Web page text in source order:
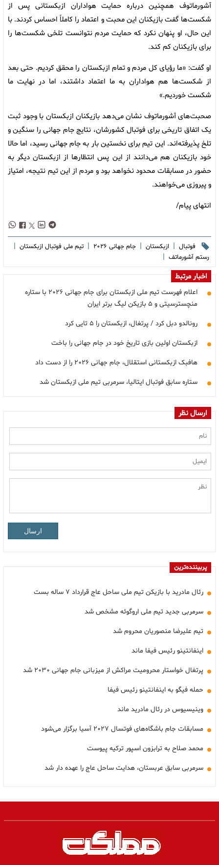
آشورماتوف همچنین درباره حمایت هواداران ازبکستانی پس از
شکست‌ها گفت بازیکنان این محبت و اعتماد را کاملاً احساس کردند. با
این حال، او پنهان نکرد که حمایت مردم نتوانست تلخی شکست‌ها را
برای بازیکنان کم کند.
او گفت: «ما رؤیای کل مردم و تمام ازبکستان را محقق کردیم. حتی بعد
از شکست‌ها هم هواداران به ما اعتماد داشتند، اما در نهایت ما
شکست خوردیم.»
صحبت‌های آشورماتوف نشان می‌دهد بازیکنان ازبکستان با وجود ثبت
یک اتفاق تاریخی برای فوتبال کشورشان، نتایج جام جهانی را سنگین و
تلخ پذیرفته‌اند. این تیم برای نخستین بار به جام جهانی رسید، اما حالا
خود بازیکنان هم می‌دانند از این پس انتظارها از ازبکستان دیگر به
حضور در مسابقات محدود نخواهد بود و مردم از این تیم نتیجه، امتیاز
و پیروزی می‌خواهند.
انتهای پیام/
فوتبال | ازبکستان | جام جهانی ۲۰۲۶ | تیم ملی فوتبال ازبکستان |
رستم آشورماتف |
اخبار مرتبط
اعلام فهرست تیم ملی ازبکستان برای جام جهانی ۲۰۲۶ با ستاره
منچسترسیتی و ۵ بازیکن لیگ برتر ایران
رونالدو دبل کرد / پرتغال، ازبکستان را ۵ تایی کرد
ازبکستان اولین بازی تاریخ خود در جام جهانی را باخت
هافبک ازبکستانی استقلال، جام جهانی ۲۰۲۶ را از دست داد
ستاره سابق فوتبال ایتالیا، سرمربی تیم ملی ازبکستان شد
ارسال نظر
ارسال
پربیننده‌ترین
رئال مادرید با بازیکن تیم ملی ساحل عاج قرارداد ۷ ساله بست
سرمربی جدید تیم ملی اروگوئه مشخص شد
تیم علیرضا منصوریان محروم شد
اینفانتینو رئیس فیفا ماند
پرتغال خواستار محرومیت مراکش از میزبانی جام جهانی ۲۰۳۰ شد
حمله فیگو به اینفانتینو رئیس فیفا
وینیسیوس در رئال مادرید ماند
مسابقات جام باشگاه‌های فوتسال ۲۰۲۷ آسیا برگزار می‌شود
محمد صلاح به ترابزون اسپور ترکیه پیوست
سرمربی سابق عربستان، هدایت ساحل عاج را عهده دار شد